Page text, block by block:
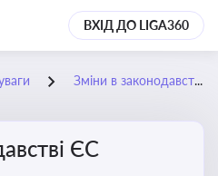
ВХІД ДО LIGA360
Зміни в законодавстві ЄС
ЄС